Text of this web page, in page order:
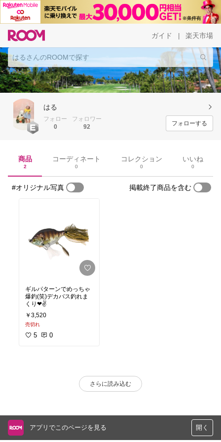
ガイド 楽天市場
はる
フォロー
0
フォロワー
92
フォローする
商品
2
コーディネート
0
コレクション
0
いいね
0
#オリジナル写真 掲載終了商品を含む
ギルパターンでめっちゃ
爆釣(笑)デカバス釣れま
くり❤✌
￥3,520
売切れ
5 0
さらに読み込む
アプリでこのページを見る 開く